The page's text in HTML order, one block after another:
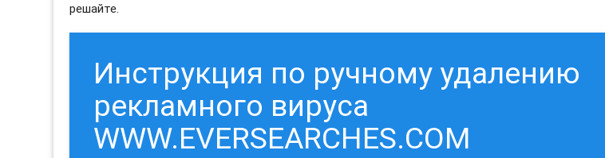
решайте.
Инструкция по ручному удалению
рекламного вируса
WWW.EVERSEARCHES.COM